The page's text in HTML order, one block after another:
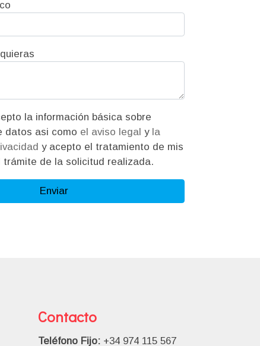
sobre
protección de datos asi como el aviso legal y la
y acepto el tratamiento de mis
trámite de la solicitud realizada.
Enviar
Contacto
Teléfono Fijo: +34 974 115 567